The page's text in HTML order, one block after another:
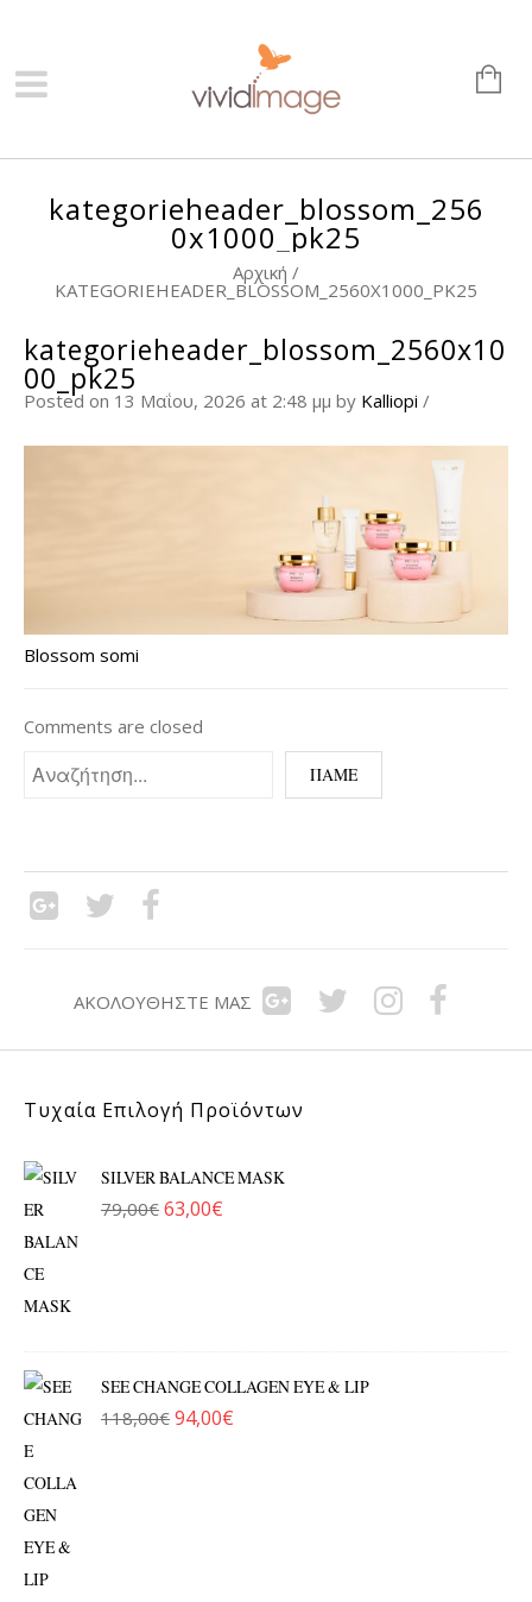
kategorieheader_blossom_256
0x1000_pk25
Αρχική /
KATEGORIEHEADER_BLOSSOM_2560X1000_PK25
kategorieheader_blossom_2560x10
00_pk25
Posted on 13 Μαΐου, 2026 at 2:48 μμ by Kalliopi /
Blossom somi
Comments are closed
ΑΚΟΛΟΥΘΉΣΤΕ ΜΑΣ
Τυχαία Επιλογή Προϊόντων
SILVER BALANCE MASK
79,00€ Original price was: 79,00€.
63,00€
SEE CHANGE COLLAGEN EYE & LIP
118,00€ Original price was: 118,00€.
94,00€